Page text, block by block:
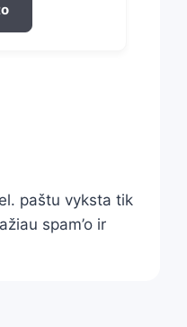
paštu vyksta tik
spam’o ir